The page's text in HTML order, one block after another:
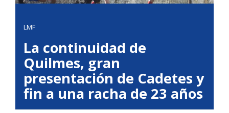
LMF
La continuidad de
Quilmes, gran
presentación de Cadetes y
fin a una racha de 23 años